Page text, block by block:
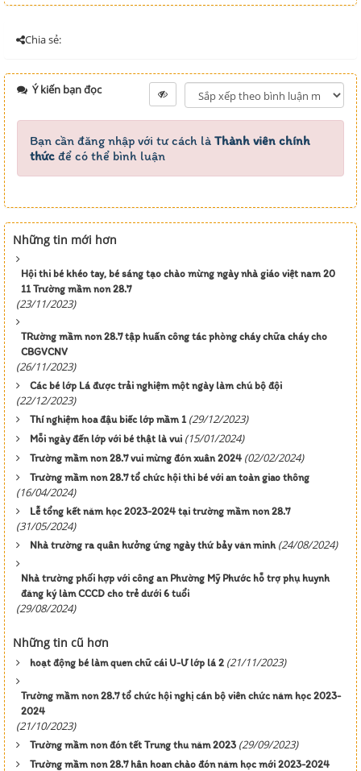
Chia sẻ:
Ý kiến bạn đọc
Bạn cần đăng nhập với tư cách là Thành viên chính
thức để có thể bình luận
Những tin mới hơn
Hội thi bé khéo tay, bé sáng tạo chào mừng ngày nhà giáo việt nam 20
11 Trường mầm non 28.7
(23/11/2023)
TRường mầm non 28.7 tập huấn công tác phòng cháy chữa cháy cho
CBGVCNV
(26/11/2023)
Các bé lớp Lá được trải nghiệm một ngày làm chú bộ đội
(22/12/2023)
Thí nghiệm hoa đậu biếc lớp mầm 1 (29/12/2023)
Mỗi ngày đến lớp với bé thật là vui (15/01/2024)
Trường mầm non 28.7 vui mừng đón xuân 2024 (02/02/2024)
Trường mầm non 28.7 tổ chức hội thi bé với an toàn giao thông
(16/04/2024)
Lễ tổng kết năm học 2023-2024 tại trường mầm non 28.7
(31/05/2024)
Nhà trường ra quân hưởng ứng ngày thứ bảy văn minh (24/08/2024)
Nhà trường phối hợp với công an Phường Mỹ Phước hỗ trợ phụ huynh
đăng ký làm CCCD cho trẻ dưới 6 tuổi
(29/08/2024)
Những tin cũ hơn
hoạt động bé làm quen chữ cái U-Ư lớp lá 2 (21/11/2023)
Trường mầm non 28.7 tổ chức hội nghị cán bộ viên chức năm học 2023-
2024
(21/10/2023)
Trường mầm non đón tết Trung thu năm 2023 (29/09/2023)
Trường mầm non 28.7 hân hoan chào đón năm học mới 2023-2024